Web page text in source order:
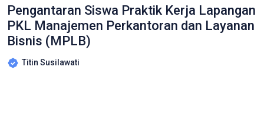
Pengantaran Siswa Praktik Kerja Lapangan
PKL Manajemen Perkantoran dan Layanan
Bisnis (MPLB)
Titin Susilawati